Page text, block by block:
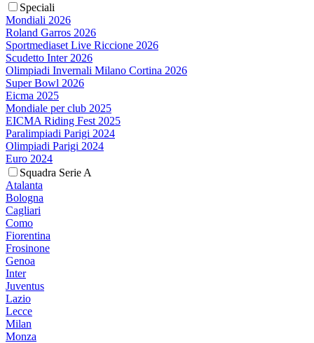
Speciali
Mondiali 2026
Roland Garros 2026
Sportmediaset Live Riccione 2026
Scudetto Inter 2026
Olimpiadi Invernali Milano Cortina 2026
Super Bowl 2026
Eicma 2025
Mondiale per club 2025
EICMA Riding Fest 2025
Paralimpiadi Parigi 2024
Olimpiadi Parigi 2024
Euro 2024
Squadra Serie A
Atalanta
Bologna
Cagliari
Como
Fiorentina
Frosinone
Genoa
Inter
Juventus
Lazio
Lecce
Milan
Monza